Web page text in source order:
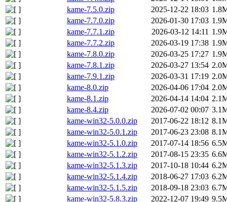
kame-7.5.0.zip
2025-12-22 18:03
kame-7.7.0.zip
2026-01-30 17:03
kame-7.7.1.zip
2026-03-12 14:11
kame-7.7.2.zip
2026-03-19 17:38
kame-7.8.0.zip
2026-03-25 17:27
kame-7.8.1.zip
2026-03-27 13:54
kame-7.9.1.zip
2026-03-31 17:19
kame-8.0.zip
2026-04-06 17:04
kame-8.1.zip
2026-04-14 14:04
kame-8.4.zip
2026-07-02 00:07
kame-win32-5.0.0.zip
2017-06-22 18:12
kame-win32-5.0.1.zip
2017-06-23 23:08
kame-win32-5.1.0.zip
2017-07-14 18:56
kame-win32-5.1.2.zip
2017-08-15 23:35
kame-win32-5.1.3.zip
2017-10-18 10:44
kame-win32-5.1.4.zip
2018-06-27 17:03
kame-win32-5.1.5.zip
2018-09-18 23:03
kame-win32-5.8.3.zip
2022-12-07 19:49